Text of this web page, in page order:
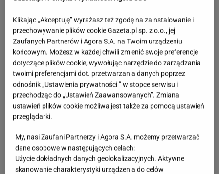
Klikając „Akceptuję” wyrażasz też zgodę na zainstalowanie i
przechowywanie plików cookie Gazeta.pl sp. z o.o., jej
Zaufanych Partnerów i Agora S.A. na Twoim urządzeniu
końcowym. Możesz w każdej chwili zmienić swoje preferencje
dotyczące plików cookie, wywołując narzędzie do zarządzania
twoimi preferencjami dot. przetwarzania danych poprzez
odnośnik „Ustawienia prywatności ” w stopce serwisu i
przechodząc do „Ustawień Zaawansowanych”. Zmiana
ustawień plików cookie możliwa jest także za pomocą ustawień
przeglądarki.
My, nasi Zaufani Partnerzy i Agora S.A. możemy przetwarzać
dane osobowe w następujących celach:
Użycie dokładnych danych geolokalizacyjnych. Aktywne
skanowanie charakterystyki urządzenia do celów